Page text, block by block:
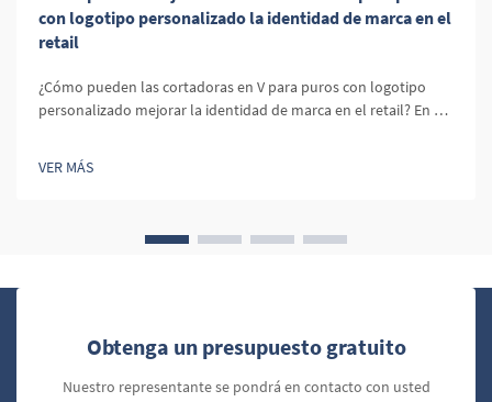
con logotipo personalizado la identidad de marca en el
retail
¿Cómo pueden las cortadoras en V para puros con logotipo
personalizado mejorar la identidad de marca en el retail? En el
fundamental. Los productos con logotipo personalizado, como
las cortadoras en V para puros, ofrecen una oportunidad única
VER MÁS
Obtenga un presupuesto gratuito
Nuestro representante se pondrá en contacto con usted